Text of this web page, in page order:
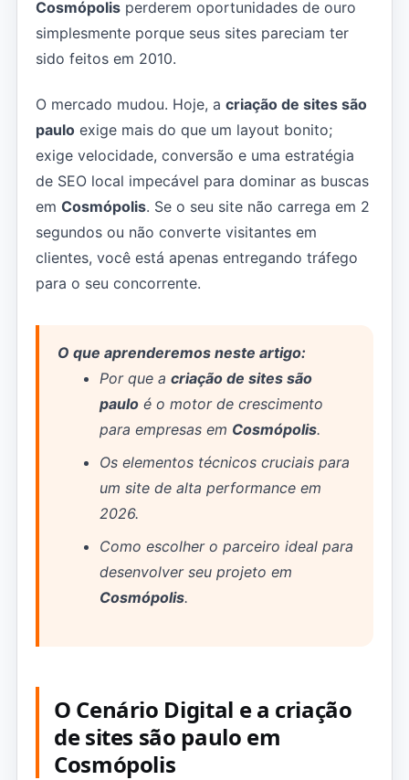
Cosmópolis perderem oportunidades de ouro
simplesmente porque seus sites pareciam ter
sido feitos em 2010.
O mercado mudou. Hoje, a criação de sites são
paulo exige mais do que um layout bonito;
exige velocidade, conversão e uma estratégia
de SEO local impecável para dominar as buscas
em Cosmópolis. Se o seu site não carrega em 2
segundos ou não converte visitantes em
clientes, você está apenas entregando tráfego
para o seu concorrente.
O que aprenderemos neste artigo:
Por que acriação de sites são
paulo é o motor de crescimento
para empresas em Cosmópolis.
Os elementos técnicos cruciais para
um site de alta performance em
2026.
Como escolher o parceiro ideal para
desenvolver seu projeto em
Cosmópolis.
O Cenário Digital e a criação
de sites são paulo em
Cosmópolis